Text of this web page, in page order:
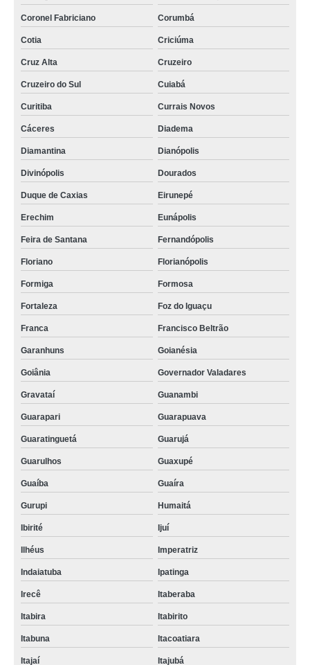
distribuidor de placa eletrônica de filtro de silo telefone São João da Boa
Vista
atacado de placa eletrônica para filtro de silo Rio Claro
contato de distribuidor de placa de filtro de silo wam São Gonçalo
placa para filtro de silo Limeira
Coronel Fabriciano Corumbá
Cotia Criciúma
Cruz Alta Cruzeiro
Cruzeiro do Sul Cuiabá
Curitiba Currais Novos
Cáceres Diadema
Diamantina Dianópolis
Divinópolis Dourados
Duque de Caxias Eirunepé
Erechim Eunápolis
Feira de Santana Fernandópolis
Floriano Florianópolis
Formiga Formosa
Fortaleza Foz do Iguaçu
Franca Francisco Beltrão
Garanhuns Goianésia
Goiânia Governador Valadares
Gravataí Guanambi
Guarapari Guarapuava
Guaratinguetá Guarujá
Guarulhos Guaxupé
Guaíba Guaíra
Gurupi Humaitá
Ibirité Ijuí
Ilhéus Imperatriz
Indaiatuba Ipatinga
Irecê Itaberaba
Itabira Itabirito
Itabuna Itacoatiara
Itajaí Itajubá